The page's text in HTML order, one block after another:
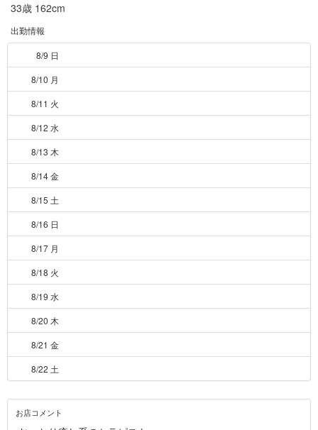
33歳 162cm
出勤情報
8/9 日
8/10 月
8/11 火
8/12 水
8/13 木
8/14 金
8/15 土
8/16 日
8/17 月
8/18 火
8/19 水
8/20 木
8/21 金
8/22 土
お店コメント